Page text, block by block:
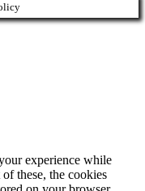
experience while
these, the cookies